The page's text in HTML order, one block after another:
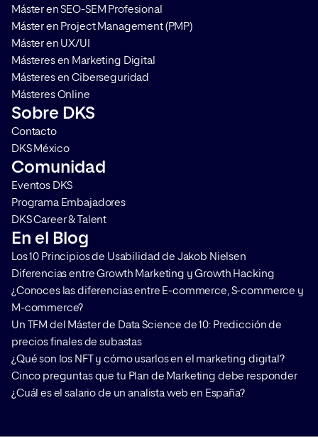
Máster en SEO-SEM Profesional
Máster en Project Management (PMP)
Máster en UX/UI
Másteres en Marketing Digital
Másteres en Ciberseguridad
Másteres Online
Sobre DKS
Contacto
DKS México
Comunidad
Eventos DKS
Programa Embajadores
DKS Career & Talent
En el Blog
Los 10 Principios de Usabilidad de Jakob Nielsen
Diferencias entre Growth Marketing y Growth Hacking
¿Conoces las diferencias entre E-commerce, S-commerce y
M-commerce?
Un TFM del Máster de Data Science de 10: Predicción de
precios finales de subastas
¿Qué son los NFT y cómo usarlos en el marketing digital?
Cinco preguntas que tu Plan de Marketing debe responder
¿Cuál es el salario de un analista web en España?